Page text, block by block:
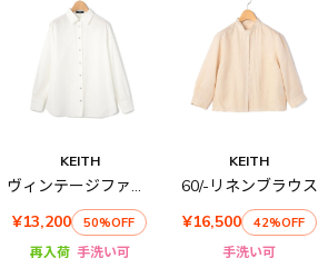
KEITH
ヴィンテージファイユブラウス
¥13,200
50%OFF
再入荷 手洗い可
KEITH
60/-リネンブラウス
¥16,500
42%OFF
手洗い可